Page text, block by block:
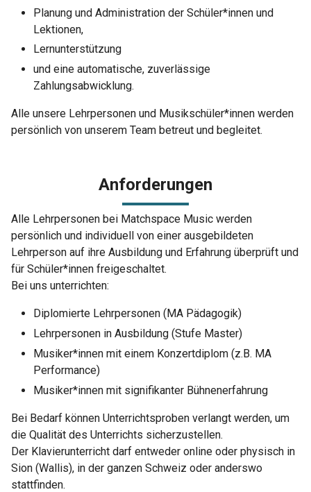
Planung und Administration der Schüler*innen und
Lektionen,
Lernunterstützung
und eine automatische, zuverlässige
Zahlungsabwicklung.
Alle unsere Lehrpersonen und Musikschüler*innen werden
persönlich von unserem Team betreut und begleitet.
Anforderungen
Alle Lehrpersonen bei Matchspace Music werden
persönlich und individuell von einer ausgebildeten
Lehrperson auf ihre Ausbildung und Erfahrung überprüft und
für Schüler*innen freigeschaltet.
Bei uns unterrichten:
Diplomierte Lehrpersonen (MA Pädagogik)
Lehrpersonen in Ausbildung (Stufe Master)
Musiker*innen mit einem Konzertdiplom (z.B. MA
Performance)
Musiker*innen mit signifikanter Bühnenerfahrung
Bei Bedarf können Unterrichtsproben verlangt werden, um
die Qualität des Unterrichts sicherzustellen.
Der Klavierunterricht darf entweder online oder physisch in
Sion (Wallis), in der ganzen Schweiz oder anderswo
stattfinden.